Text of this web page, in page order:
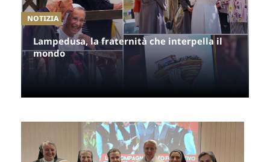
NOTIZIA
Lampedusa, la fraternità che interpella il
mondo